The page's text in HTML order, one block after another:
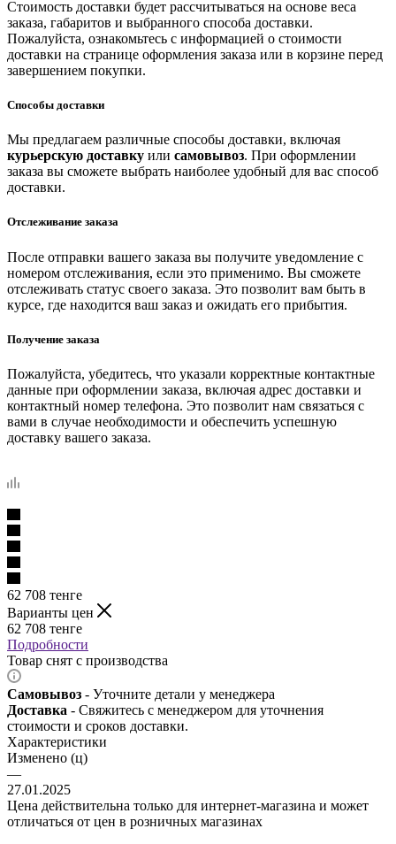
Стоимость доставки будет рассчитываться на основе веса
заказа, габаритов и выбранного способа доставки.
Пожалуйста, ознакомьтесь с информацией о стоимости
доставки на странице оформления заказа или в корзине перед
завершением покупки.
Способы доставки
Мы предлагаем различные способы доставки, включая
курьерскую доставку или самовывоз. При оформлении
заказа вы сможете выбрать наиболее удобный для вас способ
доставки.
Отслеживание заказа
После отправки вашего заказа вы получите уведомление с
номером отслеживания, если это применимо. Вы сможете
отслеживать статус своего заказа. Это позволит вам быть в
курсе, где находится ваш заказ и ожидать его прибытия.
Получение заказа
Пожалуйста, убедитесь, что указали корректные контактные
данные при оформлении заказа, включая адрес доставки и
контактный номер телефона. Это позволит нам связаться с
вами в случае необходимости и обеспечить успешную
доставку вашего заказа.
62 708 тенге
Варианты цен
62 708 тенге
Подробности
Товар снят с производства
Самовывоз - Уточните детали у менеджера
Доставка - Свяжитесь с менеджером для уточнения
стоимости и сроков доставки.
Характеристики
Изменено (ц)
—
27.01.2025
Цена действительна только для интернет-магазина и может
отличаться от цен в розничных магазинах